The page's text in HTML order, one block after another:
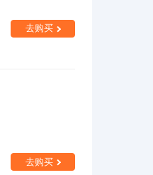
去购买
去购买